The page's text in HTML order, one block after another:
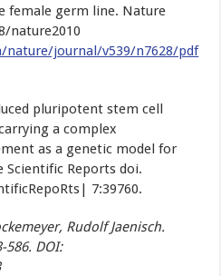
female germ line. Nature
nature2010
journal/v539/n7628/pdf
pluripotent stem cell
a complex
as a genetic model for
Reports doi.
7:39760.
Rudolf Jaenisch.
586. DOI: